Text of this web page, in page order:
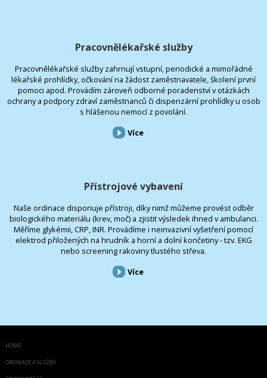
Pracovnělékařské služby
Pracovnělékařské služby zahrnují vstupní, periodické a mimořádné
lékařské prohlídky, očkování na žádost zaměstnavatele, školení první
pomoci apod. Provádím zároveň odborné poradenství v otázkách
ochrany a podpory zdraví zaměstnanců či dispenzární prohlídky u osob
s hlášenou nemocí z povolání.
Více
Přístrojové vybavení
Naše ordinace disponuje přístroji, díky nimž můžeme provést odběr
biologického materiálu (krev, moč) a zjistit výsledek ihned v ambulanci.
Měříme glykémii, CRP, INR. Provádíme i neinvazivní vyšetření pomocí
elektrod přiložených na hrudník a horní a dolní končetiny - tzv. EKG
nebo screening rakoviny tlustého střeva.
Více
HOME
ORDINACE A SLUŽBY